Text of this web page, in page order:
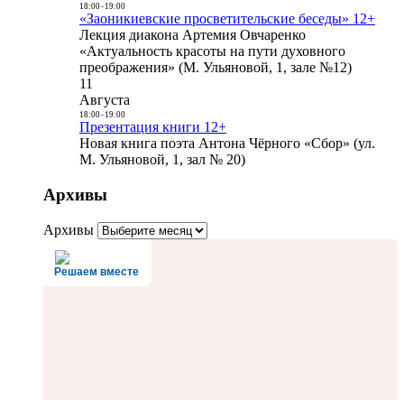
18:00- 19:00
«Заоникиевские просветительские беседы» 12+
Лекция диакона Артемия Овчаренко
«Актуальность красоты на пути духовного
преображения» (М. Ульяновой, 1, зале №12)
11
Августа
18:00- 19:00
Презентация книги 12+
Новая книга поэта Антона Чёрного «Сбор» (ул.
М. Ульяновой, 1, зал № 20)
Архивы
Архивы
Решаем вместе